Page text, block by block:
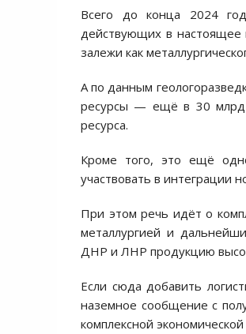
Всего до конца 2024
действующих в настоящее
залежи как
А по данным
ресурсы — ещё в 30 млрд
ресурса.
Кроме того, это ещё одно
участвовать в интеграции
При этом речь идёт о
металлургией и
ДНР и ЛНР продукцию
Если сюда добавить
наземное сообщение с
комплексной